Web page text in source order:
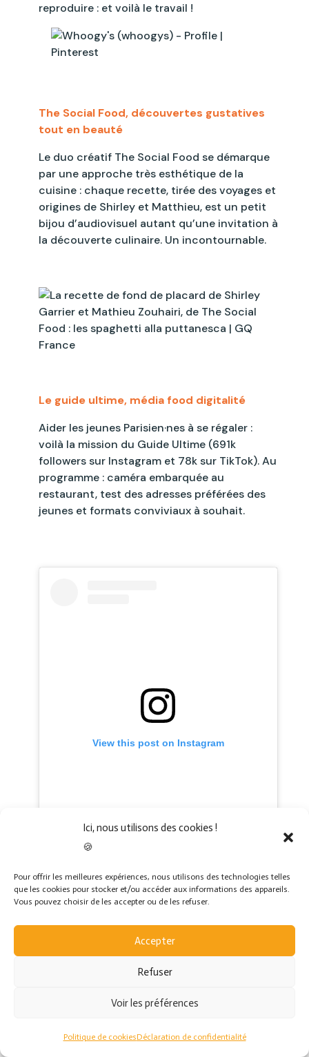
Ici, nous utilisons des cookies !
🍪
Pour offrir les meilleures expériences, nous utilisons des technologies telles
que les cookies pour stocker et/ou accéder aux informations des appareils.
Vous pouvez choisir de les accepter ou de les refuser.
Accepter
Refuser
Voir les préférences
Politique de cookiesDéclaration de confidentialité
reproduire : et voilà le travail !
The Social Food, découvertes gustatives
tout en beauté
Le duo créatif The Social Food se démarque
par une approche très esthétique de la
cuisine : chaque recette, tirée des voyages et
origines de Shirley et Matthieu, est un petit
bijou d’audiovisuel autant qu’une invitation à
la découverte culinaire. Un incontournable.
Le guide ultime, média food digitalité
Aider les jeunes Parisien·nes à se régaler :
voilà la mission du Guide Ultime (691k
followers sur Instagram et 78k sur TikTok). Au
programme : caméra embarquée au
restaurant, test des adresses préférées des
jeunes et formats conviviaux à souhait.
View this post on Instagram
A post shared by LE GUIDE ULTIME DE PARIS (@leguideultime)
Caroline Mignot, ex-journaliste, blogueuse
et personnalité food Instagram
Caroline a partagé bien des expériences
tableadecouvert.fr, dans ses carnets de